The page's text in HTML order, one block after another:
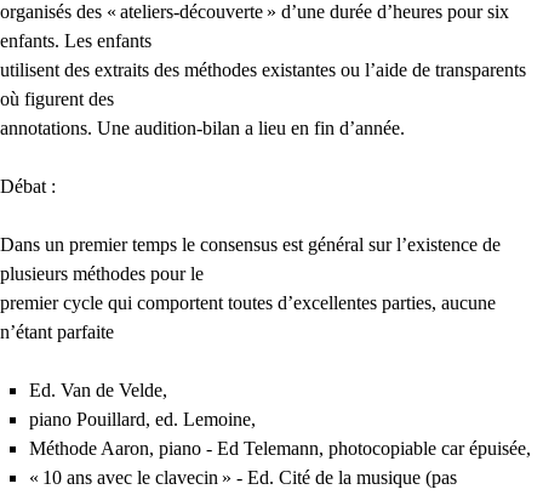
organisés des « ateliers-découverte » d’une durée d’heures pour six
enfants. Les enfants
utilisent des extraits des méthodes existantes ou l’aide de transparents
où figurent des
annotations. Une audition-bilan a lieu en fin d’année.
Débat :
Dans un premier temps le consensus est général sur l’existence de
plusieurs méthodes pour le
premier cycle qui comportent toutes d’excellentes parties, aucune
n’étant parfaite
Ed. Van de Velde,
piano Pouillard, ed. Lemoine,
Méthode Aaron, piano - Ed Telemann, photocopiable car épuisée,
« 10 ans avec le clavecin » - Ed. Cité de la musique (pas